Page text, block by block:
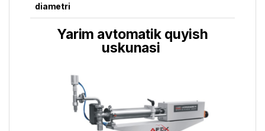
diametri
Yarim avtomatik quyish
uskunasi